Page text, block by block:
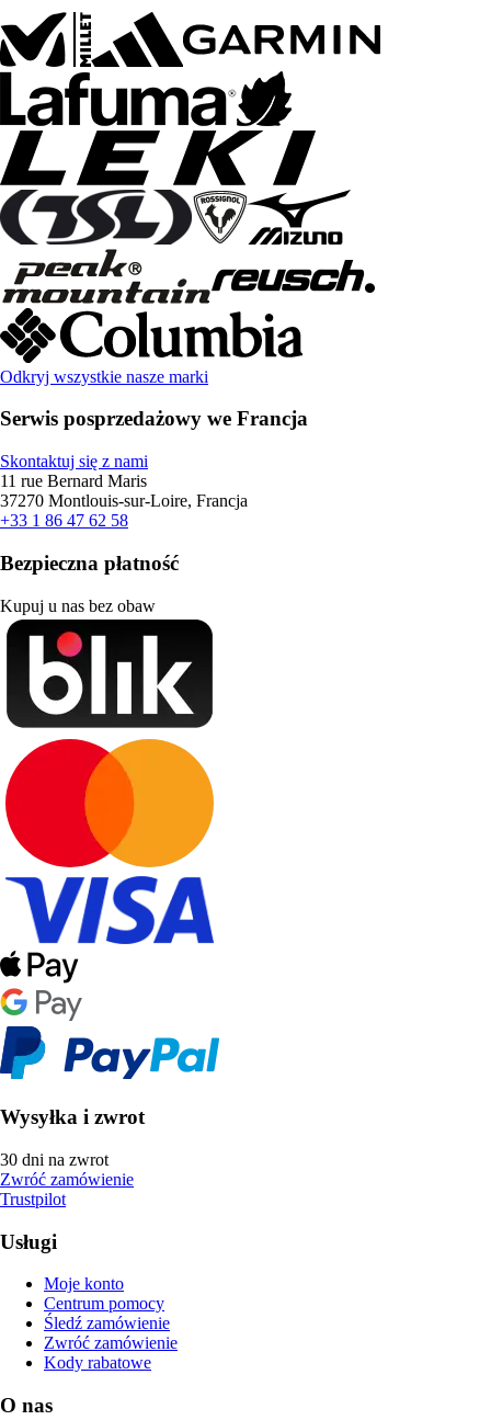
Odkryj wszystkie nasze marki
Serwis posprzedażowy we Francja
Skontaktuj się z nami
11 rue Bernard Maris
37270 Montlouis-sur-Loire, Francja
+33 1 86 47 62 58
Bezpieczna płatność
Kupuj u nas bez obaw
Wysyłka i zwrot
30 dni na zwrot
Zwróć zamówienie
Trustpilot
Usługi
Moje konto
Centrum pomocy
Śledź zamówienie
Zwróć zamówienie
Kody rabatowe
O nas